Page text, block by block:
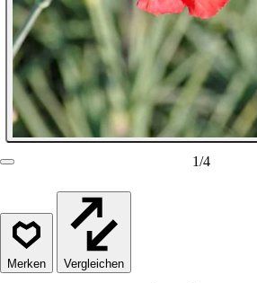
1/4
Vergleichen